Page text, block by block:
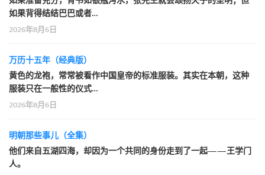
如果背得结结巴巴或者…
2026年8月6日
万历十五年（经典版）
黄色的龙袍，常常被看作中国皇帝的标准服装。其实在本朝，这种
服装只在一般性的仪式…
2026年8月6日
明朝那些事儿（全集）
他们来自五湖四海，却因为一个共同的身份走到了一起——王学门
人。